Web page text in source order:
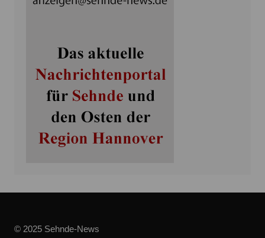
© 2025 Sehnde-News